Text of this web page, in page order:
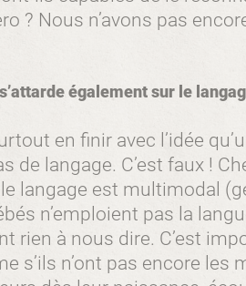
? Nous n’avons pas
également sur le
en finir avec l’idée
de langage. C’est faux !
le langage est multimodal
n’emploient pas la
rien à nous dire. C’est
s’ils n’ont pas encore les